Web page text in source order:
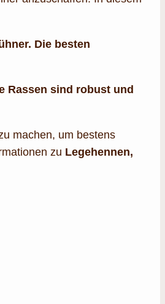
Die besten
Rassen sind robust und
machen, um bestens
zu Legehennen,